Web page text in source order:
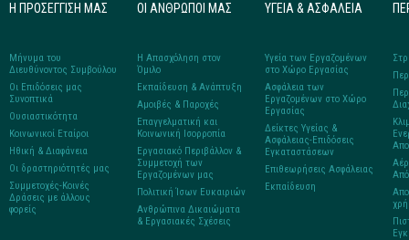
Η ΠΡΟΣΕΓΓΙΣΗ ΜΑΣ
Μήνυμα του
Διευθύνοντος Συμβούλου
Οι Επιδόσεις μας
Συνοπτικά
Ουσιαστικότητα
Κοινωνικοί Εταίροι
Ηθική & Διαφάνεια
Οι δραστηριότητές μας
Συμμετοχές-Κοινές
Δράσεις με άλλους
φορείς
ΟΙ ΑΝΘΡΩΠΟΙ ΜΑΣ
Η Απασχόληση στον
Όμιλο
Εκπαίδευση & Ανάπτυξη
Αμοιβές & Παροχές
Επαγγελματική και
Κοινωνική Ισορροπία
Εργασιακό Περιβάλλον &
Συμμετοχή των
Εργαζομένων μας
Πολιτική Ίσων Ευκαιριών
Ανθρώπινα Δικαιώματα
& Εργασιακές Σχέσεις
ΥΓΕΙΑ & ΑΣΦΑΛΕΙΑ
Υγεία των Εργαζομένων
στο Xώρο Eργασίας
Ασφάλεια των
Εργαζομένων στο Χώρο
Εργασίας
Δείκτες Υγείας &
Ασφάλειας-Επιδόσεις
Εγκαταστάσεων
Επιθεωρήσεις Aσφάλειας
Εκπαίδευση